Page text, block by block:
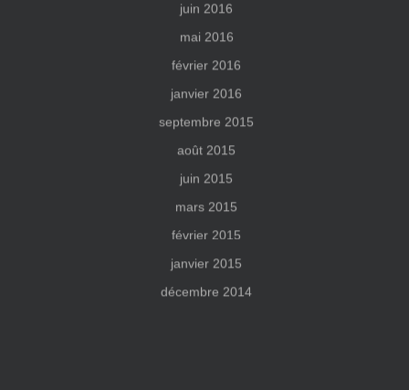
juin 2016
mai 2016
février 2016
janvier 2016
septembre 2015
août 2015
juin 2015
mars 2015
février 2015
janvier 2015
décembre 2014